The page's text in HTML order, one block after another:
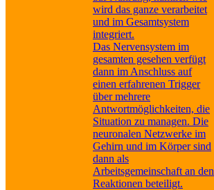
wird das ganze verarbeitet
und im Gesamtsystem
integriert.
Das Nervensystem im
gesamten gesehen verfügt
dann im Anschluss auf
einen erfahrenen Trigger
über mehrere
Antwortmöglichkeiten, die
Situation zu managen. Die
neuronalen Netzwerke im
Gehirn und im Körper sind
dann als
Arbeitsgemeinschaft an den
Reaktionen beteiligt.